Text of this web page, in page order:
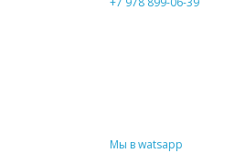
Мы в watsapp